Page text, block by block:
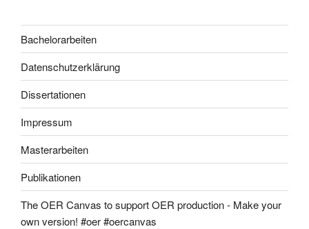
Bachelorarbeiten
Datenschutzerklärung
Dissertationen
Impressum
Masterarbeiten
Publikationen
The OER Canvas to support OER production - Make your
own version! #oer #oercanvas